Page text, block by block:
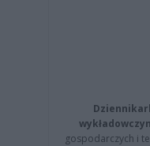
gospodarczych i